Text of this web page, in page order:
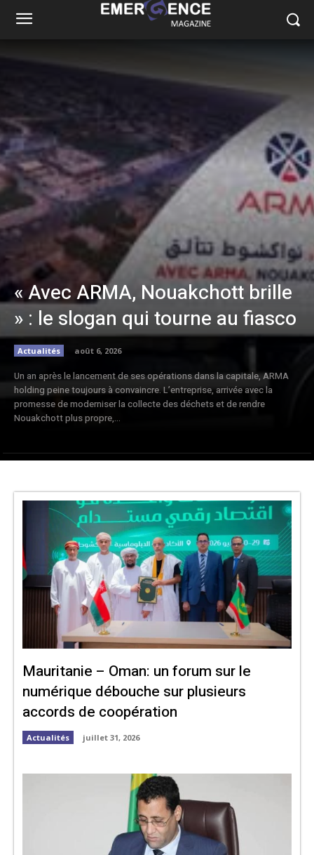
« Avec ARMA, Nouakchott brille
» : le slogan qui tourne au fiasco
Actualités août 6, 2026
Un an après le lancement de ses opérations dans la capitale, ARMA
holding peine toujours à convaincre. L’entreprise, arrivée avec la
promesse de moderniser la collecte des déchets et de rendre
Nouakchott plus propre,...
Mauritanie – Oman: un forum sur le
numérique débouche sur plusieurs
accords de coopération
Actualités juillet 31, 2026